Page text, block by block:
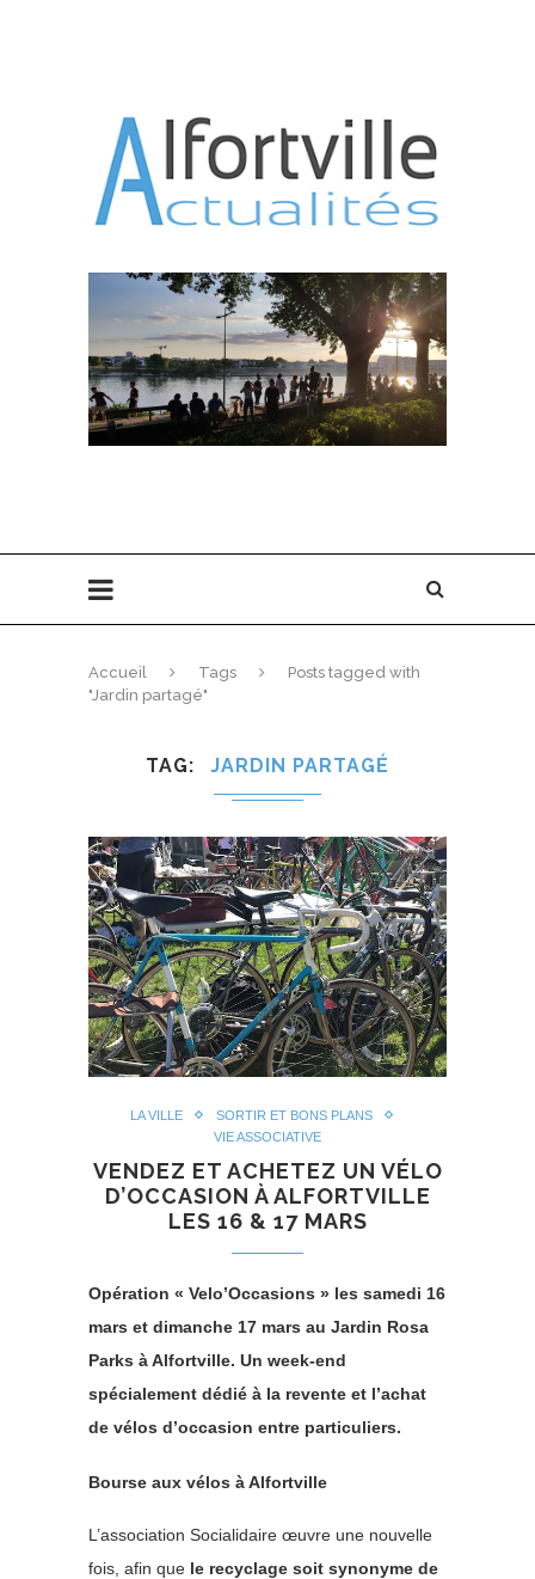
Accueil Tags
Posts tagged with
"Jardin partagé"
TAG JARDIN PARTAGÉ
LA VILLE
SORTIR ET BONS PLANS
VIE ASSOCIATIVE
VENDEZ ET ACHETEZ UN VÉLO
D’OCCASION À ALFORTVILLE
LES 16 & 17 MARS
Opération « Velo’Occasions » les samedi 16
mars et dimanche 17 mars au Jardin Rosa
Parks à Alfortville. Un week-end
spécialement dédié à la revente et l’achat
de vélos d’occasion entre particuliers.
Bourse aux vélos à Alfortville
L’association Socialidaire œuvre une nouvelle
fois, afin que le recyclage soit synonyme de